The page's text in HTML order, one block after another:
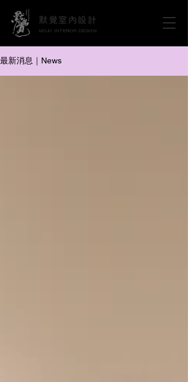
MOJO INTERIOR DESIGN
默覺室內設計
掌握竹北室內設計推薦與最新裝修
靈感
最新消息｜News